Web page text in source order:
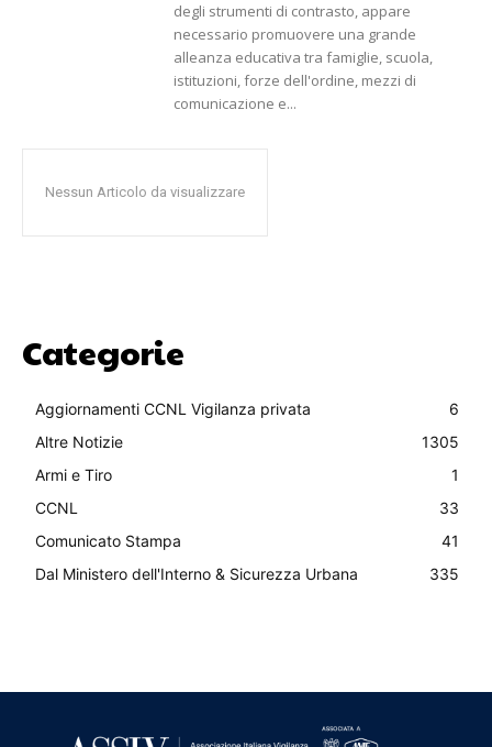
degli strumenti di contrasto, appare
necessario promuovere una grande
alleanza educativa tra famiglie, scuola,
istituzioni, forze dell'ordine, mezzi di
comunicazione e...
Nessun Articolo da visualizzare
Categorie
Aggiornamenti CCNL Vigilanza privata
6
Altre Notizie
1305
Armi e Tiro
1
CCNL
33
Comunicato Stampa
41
Dal Ministero dell'Interno & Sicurezza Urbana
335